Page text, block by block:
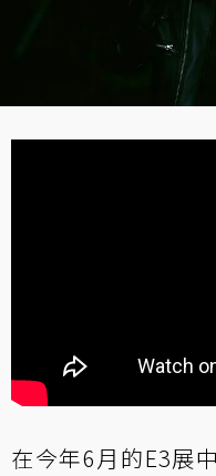
在今年6月的E3展